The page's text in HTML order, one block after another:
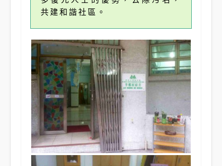
共建和諧社區。